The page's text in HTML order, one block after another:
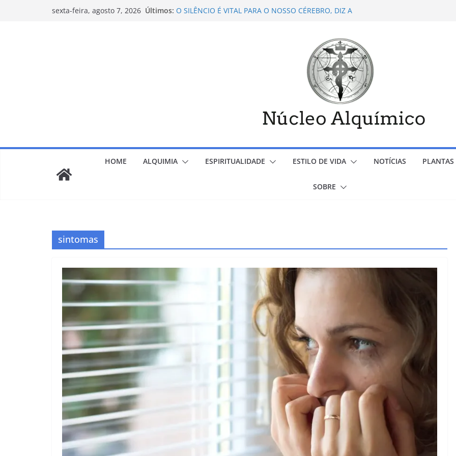
sexta-feira, agosto 7, 2026 Últimos: O SILÊNCIO É VITAL PARA O NOSSO CÉREBRO, DIZ A
ANSIEDADE E DEPRESSÃO- POR BENEH MENDES
CERQUE-SE DE PESSOAS FELIZES E POSITIVAS
HOME ALQUIMIA ESPIRITUALIDADE ESTILO DE VIDA NOTÍCIAS PLANTAS
SOBRE
sintomas